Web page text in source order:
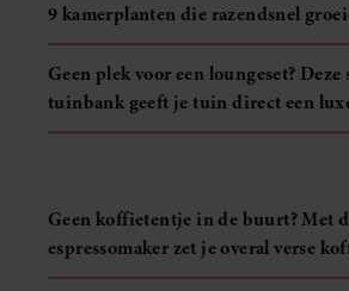
9 kamerplanten die razendsnel
Geen plek voor een loungeset?
tuinbank geeft je tuin direct een
Geen koffietentje in de buurt? Met
espressomaker zet je overal verse